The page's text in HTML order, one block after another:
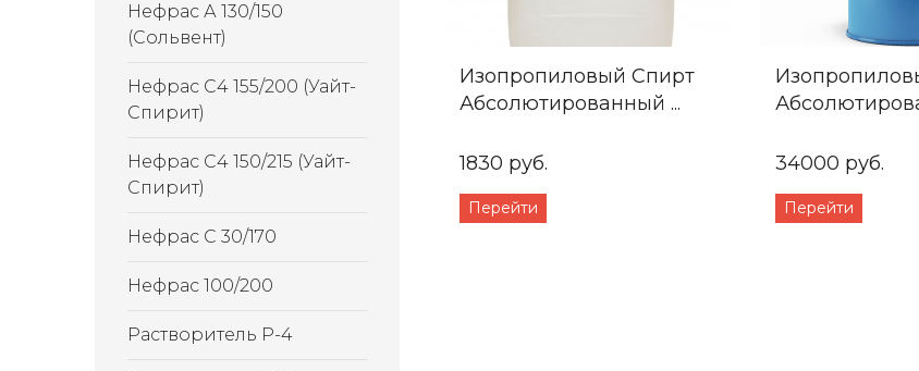
Нефрас А 130/150
(Сольвент)
Нефрас С4 155/200 (Уайт-
Спирит)
Нефрас С4 150/215 (Уайт-
Спирит)
Нефрас С 30/170
Нефрас 100/200
Растворитель Р-4
Изопропиловый Спирт
Абсолютированный ...
1830 руб.
Перейти
34000 руб.
Перейти